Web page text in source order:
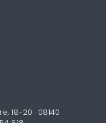
18-20 · 08140